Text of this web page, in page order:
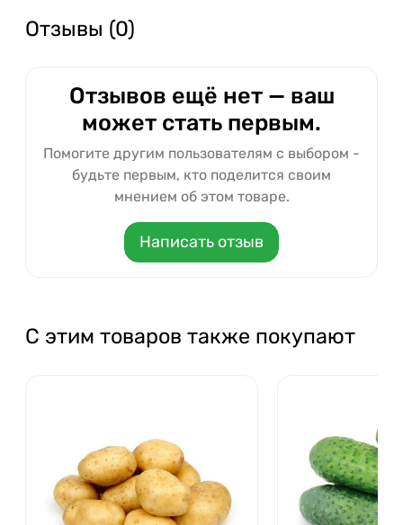
Отзывы (0)
Отзывов ещё нет — ваш
может стать первым.
Помогите другим пользователям с выбором -
будьте первым, кто поделится своим
мнением об этом товаре.
Написать отзыв
С этим товаров также покупают